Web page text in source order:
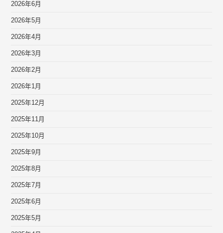
2026年6月
2026年5月
2026年4月
2026年3月
2026年2月
2026年1月
2025年12月
2025年11月
2025年10月
2025年9月
2025年8月
2025年7月
2025年6月
2025年5月